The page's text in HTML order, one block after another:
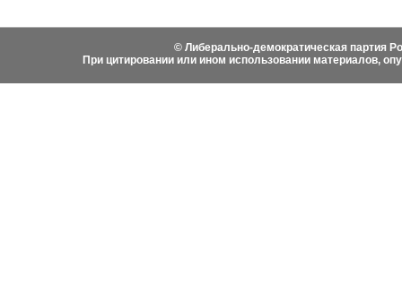
© Либерально-демократическая партия
При цитировании или ином использовании материалов,